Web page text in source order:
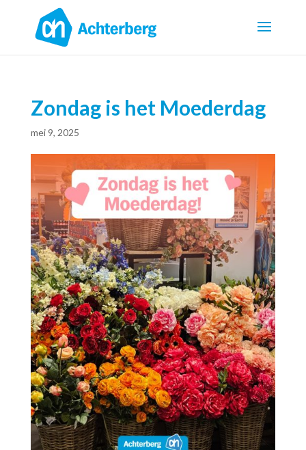
Zondag is het Moederdag
mei 9, 2025